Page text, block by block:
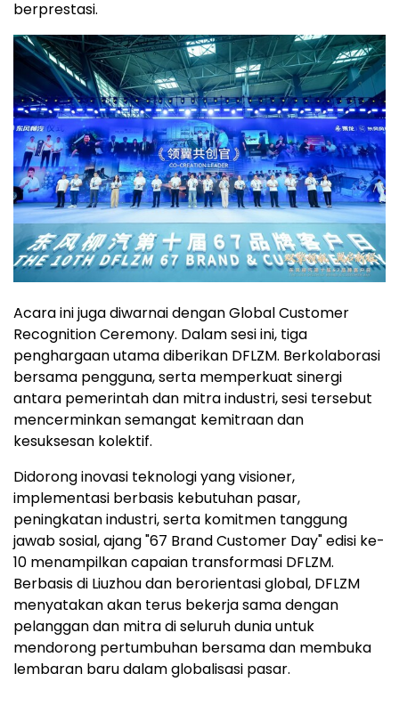
berprestasi.
Acara ini juga diwarnai dengan Global Customer
Recognition Ceremony. Dalam sesi ini, tiga
penghargaan utama diberikan DFLZM. Berkolaborasi
bersama pengguna, serta memperkuat sinergi
antara pemerintah dan mitra industri, sesi tersebut
mencerminkan semangat kemitraan dan
kesuksesan kolektif.
Didorong inovasi teknologi yang visioner,
implementasi berbasis kebutuhan pasar,
peningkatan industri, serta komitmen tanggung
jawab sosial, ajang "67 Brand Customer Day" edisi ke-
10 menampilkan capaian transformasi DFLZM.
Berbasis di Liuzhou dan berorientasi global, DFLZM
menyatakan akan terus bekerja sama dengan
pelanggan dan mitra di seluruh dunia untuk
mendorong pertumbuhan bersama dan membuka
lembaran baru dalam globalisasi pasar.